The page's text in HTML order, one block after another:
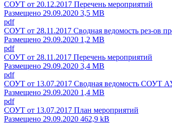
СОУТ от 20.12.2017 Перечень мероприятий
Размещено 29.09.2020 3,5 MB
pdf
СОУТ от 28.11.2017 Сводная ведомость рез-ов
Размещено 29.09.2020 1,2 MB
pdf
СОУТ от 28.11.2017 Перечень мероприятий
Размещено 29.09.2020 3,4 MB
pdf
СОУТ от 13.07.2017 Сводная ведомость СОУТ
Размещено 29.09.2020 1,4 MB
pdf
СОУТ от 13.07.2017 План мероприятий
Размещено 29.09.2020 462,9 kB